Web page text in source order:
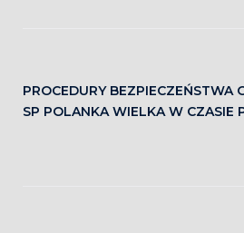
PROCEDURY BEZPIECZEŃSTWA
SP POLANKA WIELKA W CZASIE